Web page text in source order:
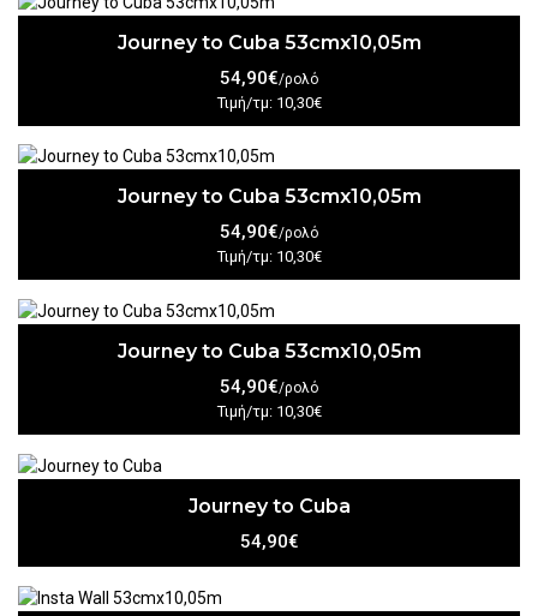
Journey to Cuba 53cmx10,05m
54,90€/ρολό
Τιμή/τμ: 10,30€
Journey to Cuba 53cmx10,05m
54,90€/ρολό
Τιμή/τμ: 10,30€
Journey to Cuba 53cmx10,05m
54,90€/ρολό
Τιμή/τμ: 10,30€
Journey to Cuba
54,90€